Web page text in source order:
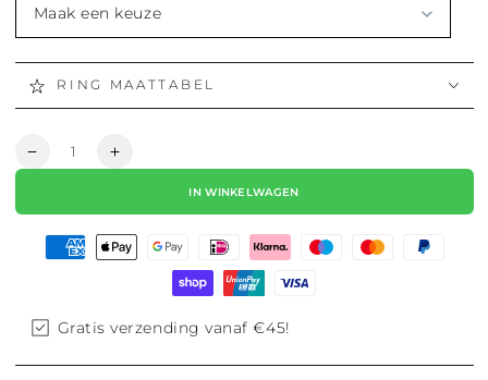
Maak een keuze
RING MAATTABEL
Hoeveelheid
Aantal
AMSTERDAM
XXX
Aantal
AMSTERDAM
XXX
IN WINKELWAGEN
Gratis verzending vanaf €45!